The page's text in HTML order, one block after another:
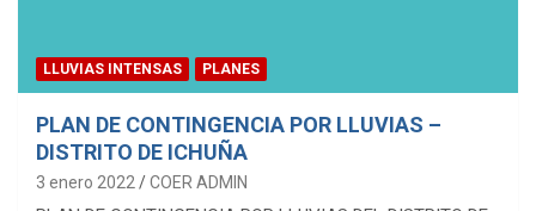
LLUVIAS INTENSAS PLANES
PLAN DE CONTINGENCIA POR LLUVIAS –
DISTRITO DE ICHUÑA
3 enero 2022 COER ADMIN